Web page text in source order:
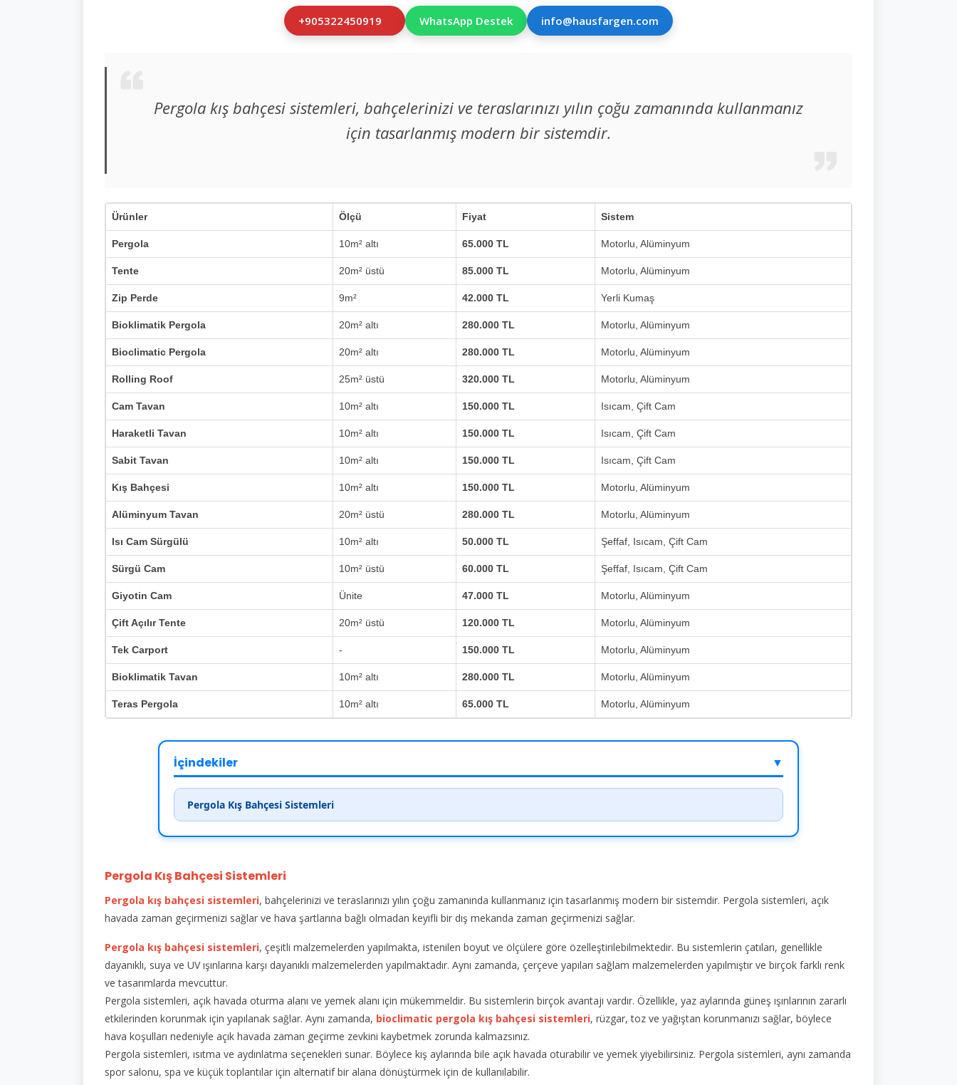
+905322450919 WhatsApp Destek info@hausfargen.com
Pergola kış bahçesi sistemleri, bahçelerinizi ve teraslarınızı yılın çoğu zamanında kullanmanız
için tasarlanmış modern bir sistemdir.
Ürünler Ölçü Fiyat Sistem
Pergola 10m² altı 65.000 TL Motorlu, Alüminyum
Tente 20m² üstü 85.000 TL Motorlu, Alüminyum
Zip Perde 9m² 42.000 TL Yerli Kumaş
Bioklimatik Pergola 20m² altı 280.000 TL Motorlu, Alüminyum
Bioclimatic Pergola 20m² altı 280.000 TL Motorlu, Alüminyum
Rolling Roof 25m² üstü 320.000 TL Motorlu, Alüminyum
Cam Tavan 10m² altı 150.000 TL Isıcam, Çift Cam
Haraketli Tavan 10m² altı 150.000 TL Isıcam, Çift Cam
Sabit Tavan 10m² altı 150.000 TL Isıcam, Çift Cam
Kış Bahçesi 10m² altı 150.000 TL Motorlu, Alüminyum
Alüminyum Tavan 20m² üstü 280.000 TL Motorlu, Alüminyum
Isı Cam Sürgülü 10m² altı 50.000 TL Şeffaf, Isıcam, Çift Cam
Sürgü Cam 10m² üstü 60.000 TL Şeffaf, Isıcam, Çift Cam
Giyotin Cam Ünite 47.000 TL Motorlu, Alüminyum
Çift Açılır Tente 20m² üstü 120.000 TL Motorlu, Alüminyum
Tek Carport - 150.000 TL Motorlu, Alüminyum
Bioklimatik Tavan 10m² altı 280.000 TL Motorlu, Alüminyum
Teras Pergola 10m² altı 65.000 TL Motorlu, Alüminyum
İçindekiler ▼
Pergola Kış Bahçesi Sistemleri
Pergola Kış Bahçesi Sistemleri
Pergola kış bahçesi sistemleri, bahçelerinizi ve teraslarınızı yılın çoğu zamanında kullanmanız için tasarlanmış modern bir sistemdir. Pergola sistemleri, açık
havada zaman geçirmenizi sağlar ve hava şartlarına bağlı olmadan keyifli bir dış mekanda zaman geçirmenizi sağlar.
Pergola kış bahçesi sistemleri, çeşitli malzemelerden yapılmakta, istenilen boyut ve ölçülere göre özelleştirilebilmektedir. Bu sistemlerin çatıları, genellikle
dayanıklı, suya ve UV ışınlarına karşı dayanıklı malzemelerden yapılmaktadır. Aynı zamanda, çerçeve yapıları sağlam malzemelerden yapılmıştır ve birçok farklı renk
ve tasarımlarda mevcuttur.
Pergola sistemleri, açık havada oturma alanı ve yemek alanı için mükemmeldir. Bu sistemlerin birçok avantajı vardır. Özellikle, yaz aylarında güneş ışınlarının zararlı
etkilerinden korunmak için yapılanak sağlar. Aynı zamanda, bioclimatic pergola kış bahçesi sistemleri, rüzgar, toz ve yağıştan korunmanızı sağlar, böylece
hava koşulları nedeniyle açık havada zaman geçirme zevkini kaybetmek zorunda kalmazsınız.
Pergola sistemleri, ısıtma ve aydınlatma seçenekleri sunar. Böylece kış aylarında bile açık havada oturabilir ve yemek yiyebilirsiniz. Pergola sistemleri, aynı zamanda
spor salonu, spa ve küçük toplantılar için alternatif bir alana dönüştürmek için de kullanılabilir.